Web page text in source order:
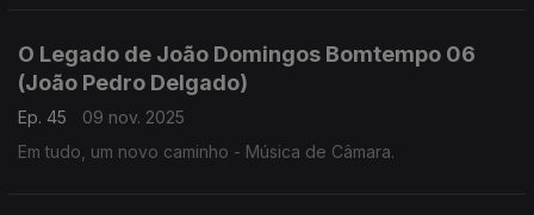
O Legado de João Domingos Bomtempo 06
(João Pedro Delgado)
Ep. 45
09 nov. 2025
Em tudo, um novo caminho - Música de Câmara.